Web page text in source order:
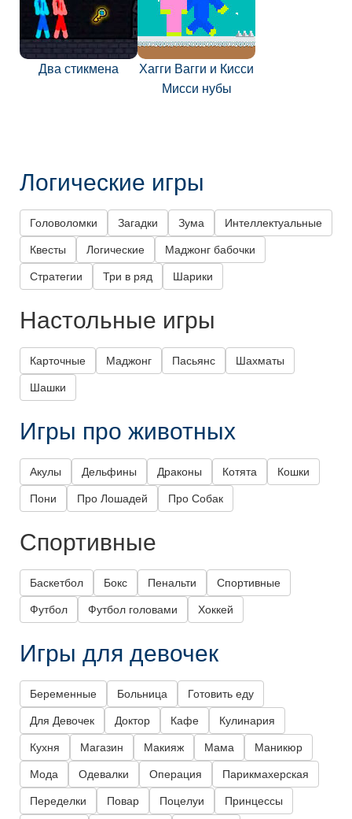
Два стикмена
Хагги Вагги и Кисси
Мисси нубы
Логические игры
Головоломки Загадки Зума Интеллектуальные
Квесты Логические Маджонг бабочки
Стратегии Три в ряд Шарики
Настольные игры
Карточные Маджонг Пасьянс Шахматы
Шашки
Игры про животных
Акулы Дельфины Драконы Котята Кошки
Пони Про Лошадей Про Собак
Спортивные
Баскетбол Бокс Пенальти Спортивные
Футбол Футбол головами Хоккей
Игры для девочек
Беременные Больница Готовить еду
Для Девочек Доктор Кафе Кулинария
Кухня Магазин Макияж Мама Маникюр
Мода Одевалки Операция Парикмахерская
Переделки Повар Поцелуи Принцессы